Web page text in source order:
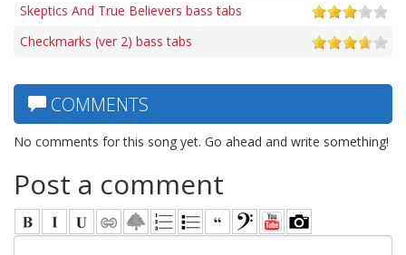
Skeptics And True Believers bass tabs
Checkmarks (ver 2) bass tabs
COMMENTS
No comments for this song yet. Go ahead and write something!
Post a comment